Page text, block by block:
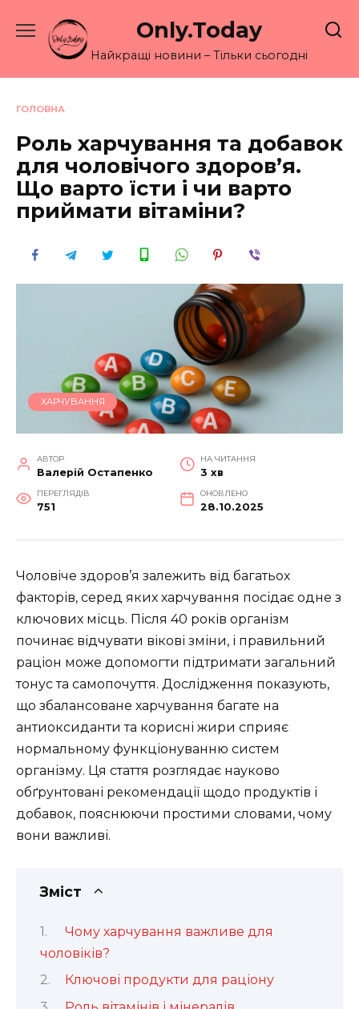
до
Only.Today
Найкращі новини – Тільки сьогодні
ГОЛОВНА
Роль харчування та добавок
для чоловічого здоров’я.
Що варто їсти і чи варто
приймати вітаміни?
ХАРЧУВАННЯ
АВТОР
Валерій Остапенко
НА ЧИТАННЯ
3 хв
ПЕРЕГЛЯДІВ
751
ОНОВЛЕНО
28.10.2025
Чоловіче здоров’я залежить від багатьох
факторів, серед яких харчування посідає одне з
ключових місць. Після 40 років організм
починає відчувати вікові зміни, і правильний
раціон може допомогти підтримати загальний
тонус та самопочуття. Дослідження показують,
що збалансоване харчування багате на
антиоксиданти та корисні жири сприяє
нормальному функціонуванню систем
організму. Ця стаття розглядає науково
обґрунтовані рекомендації щодо продуктів і
добавок, пояснюючи простими словами, чому
вони важливі.
Зміст
Чому харчування важливе для
чоловіків?
Ключові продукти для раціону